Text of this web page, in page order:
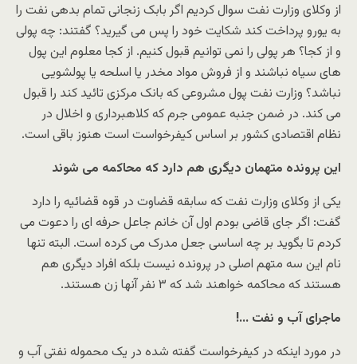
از وکلای وزارت نفت سوال کردیم اگر بابک زنجانی تمام بدهی نفت را
به یورو پرداخت کند شکایت خود را پس می گیرید؟ گفتند: چه پولی
و از کجا؟ هر پولی را نمی توانیم قبول کنیم. از کجا معلوم این پول
های سیاه نباشند و از فروش مواد مخدر یا اسلحه یا پولشویی
نباشد؟ وزارت نفت پول مشروعی که بانک مرکزی تائید کند را قبول
می کند. در ضمن جنبه عمومی جرم که کلاهبرداری و اخلال در
نظام اقتصادی کشور بر اساس کیفرخواست است هنوز باقی است.
این پرونده متهمان دیگری هم دارد که محاکمه می شوند
یکی از وکلای وزارت نفت که سابقه قضاوت در قوه قضائیه را دارد
گفت: اگر جای قاضی بودم اول آن خانم جاعل حرفه ای را دعوت می
کردم تا بگوید بر چه اساسی جعل مدرک می کرده است. البته تنها
نام این سه متهم اصلی در پرونده نیست بلکه افراد دیگری هم
هستند که محاکمه خواهند شد که ۳ نفر آنها زن هستند.
ماجرای آب و نفت …!
در مورد اینکه در کیفرخواست گفته شده در یک محموله نفتی آب و